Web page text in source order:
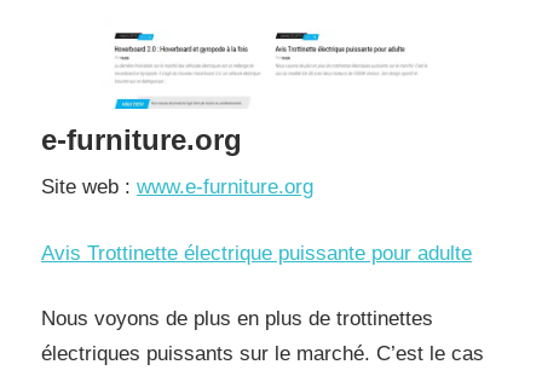
e-furniture.org
Site web : www.e-furniture.org
Avis Trottinette électrique puissante pour adulte
Nous voyons de plus en plus de trottinettes
électriques puissants sur le marché. C’est le cas